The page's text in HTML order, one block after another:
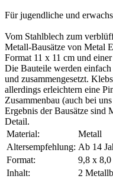
Für jugendliche und
Vom Stahlblech zum
Metall-Bausätze von Metal
Format 11 x 11 cm und
Die Bauteile werden
und zusammengesetzt.
allerdings erleichtern eine
Zusammenbau (auch bei
Ergebnis der Bausätze sind
Detail.
Material:
Metall
Altersempfehlung: Ab 14
Format:
9,8 x
Inhalt:
2